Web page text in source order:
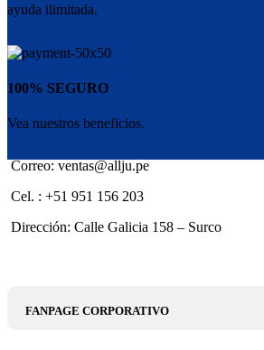
ayuda ilimitada.
100% SEGURO
Vea nuestros beneficios.
Correo: ventas@allju.pe
Cel. : +51 951 156 203
Dirección: Calle Galicia 158 – Surco
FANPAGE CORPORATIVO